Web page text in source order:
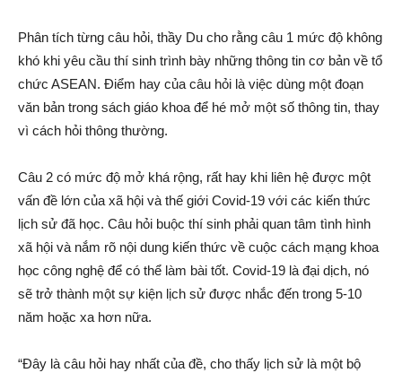
Phân tích từng câu hỏi, thầy Du cho rằng câu 1 mức độ không
khó khi yêu cầu thí sinh trình bày những thông tin cơ bản về tổ
chức ASEAN. Điểm hay của câu hỏi là việc dùng một đoạn
văn bản trong sách giáo khoa để hé mở một số thông tin, thay
vì cách hỏi thông thường.
Câu 2 có mức độ mở khá rộng, rất hay khi liên hệ được một
vấn đề lớn của xã hội và thế giới Covid-19 với các kiến thức
lịch sử đã học. Câu hỏi buộc thí sinh phải quan tâm tình hình
xã hội và nắm rõ nội dung kiến thức về cuộc cách mạng khoa
học công nghệ để có thể làm bài tốt. Covid-19 là đại dịch, nó
sẽ trở thành một sự kiện lịch sử được nhắc đến trong 5-10
năm hoặc xa hơn nữa.
“Đây là câu hỏi hay nhất của đề, cho thấy lịch sử là một bộ